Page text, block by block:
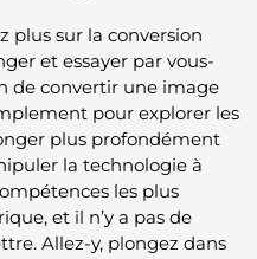
plus sur la conversion
et essayer par vous-
de convertir une image
pour explorer les
plus profondément
la technologie à
les plus
et il n’y a pas de
Allez-y, plongez dans